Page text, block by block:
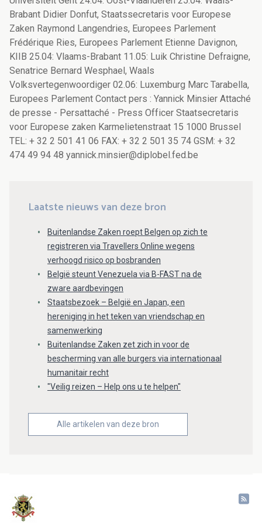
Brabant Didier Donfut, Staatssecretaris voor Europese
Zaken Raymond Langendries, Europees Parlement
Frédérique Ries, Europees Parlement Etienne Davignon,
KIIB 25.04: Vlaams-Brabant 11.05: Luik Christine Defraigne,
Senatrice Bernard Wesphael, Waals
Volksvertegenwoordiger 02.06: Luxemburg Marc Tarabella,
Europees Parlement Contact pers : Yannick Minsier Attaché
de presse - Persattaché - Press Officer Staatsecretaris
voor Europese zaken Karmelietenstraat 15 1000 Brussel
TEL: + 32 2 501 41 06 FAX: + 32 2 501 35 74 GSM: + 32
474 49 94 48 yannick.minsier@diplobel.fed.be
Laatste nieuws van deze bron
Buitenlandse Zaken roept Belgen op zich te
registreren via Travellers Online wegens
verhoogd risico op bosbranden
België steunt Venezuela via B-FAST na de
zware aardbevingen
Staatsbezoek – België en Japan, een
hereniging in het teken van vriendschap en
samenwerking
Buitenlandse Zaken zet zich in voor de
bescherming van alle burgers via internationaal
humanitair recht
"Veilig reizen – Help ons u te helpen"
Alle artikelen van deze bron